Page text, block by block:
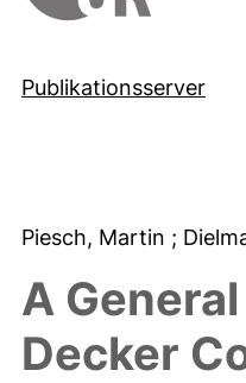
Publikationsserver
Piesch, Martin ;
A
Decker